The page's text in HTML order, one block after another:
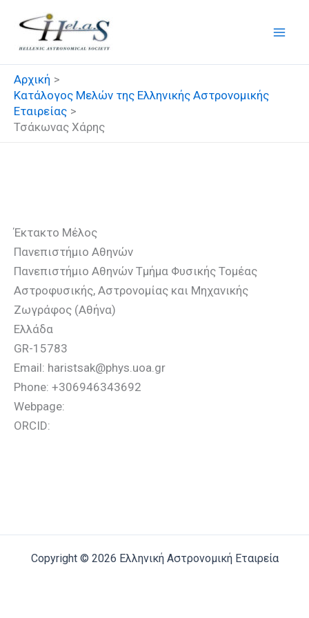
στο
περιεχόμενο
Αρχική
Κατάλογος Μελών της Ελληνικής Αστρονομικής
Εταιρείας
Τσάκωνας Χάρης
Έκτακτο Μέλος
Πανεπιστήμιο Αθηνών
Πανεπιστήμιο Αθηνών Τμήμα Φυσικής Τομέας
Αστροφυσικής, Αστρονομίας και Μηχανικής
Ζωγράφος (Αθήνα)
Ελλάδα
GR-15783
Email: haristsak@phys.uoa.gr
Phone: +306946343692
Webpage:
ORCID:
Copyright © 2026 Ελληνική Αστρονομική Εταιρεία